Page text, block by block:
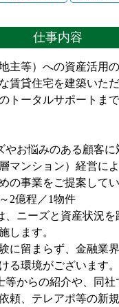
仕事内容
主等）への資産活用
賃貸住宅を建築いた
トータルサポートまで
やお悩みのある顧客に
マンション）経営に
の事業をご提案してい
2億程／1物件
、ニーズと資産状況
します。
に留まらず、金融業
る環境がございます。
等からの紹介や、同社
頼、テレアポ等の新